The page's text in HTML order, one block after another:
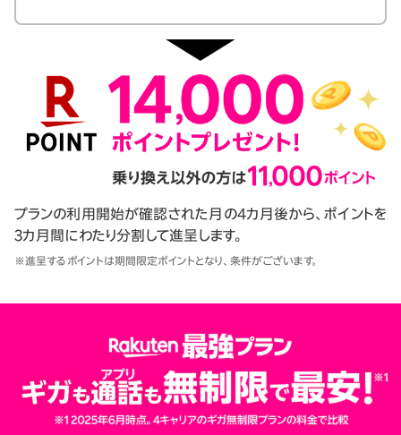
プランの利用開始が確認された月の4カ月後から、ポイントを
3カ月間にわたり分割して進呈します。
※進呈するポイントは期間限定ポイントとなり、条件がございます。